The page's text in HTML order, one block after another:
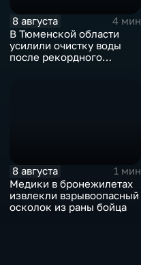
8 августа
4 мин
В Тюменской области
усилили очистку воды
после рекордного
8 августа
1 мин
Медики в бронежилетах
извлекли взрывоопасный
осколок из раны бойца